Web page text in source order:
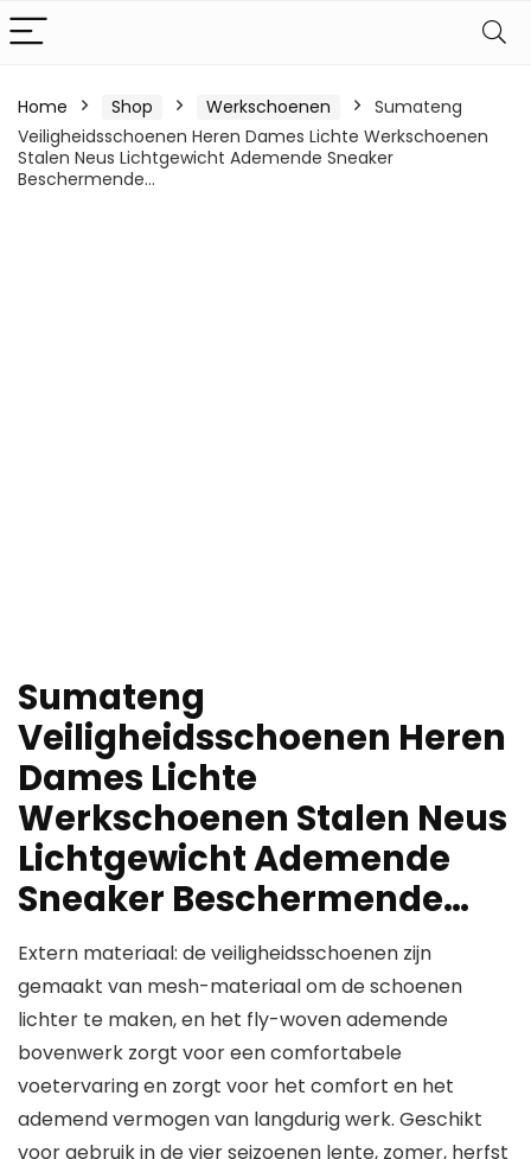
Home Shop Werkschoenen
Sumateng
Veiligheidsschoenen Heren Dames Lichte Werkschoenen
Stalen Neus Lichtgewicht Ademende Sneaker
Beschermende…
Sumateng
Veiligheidsschoenen Heren
Dames Lichte
Werkschoenen Stalen Neus
Lichtgewicht Ademende
Sneaker Beschermende…
Extern materiaal: de veiligheidsschoenen zijn
gemaakt van mesh-materiaal om de schoenen
lichter te maken, en het fly-woven ademende
bovenwerk zorgt voor een comfortabele
voetervaring en zorgt voor het comfort en het
ademend vermogen van langdurig werk. Geschikt
voor gebruik in de vier seizoenen lente, zomer, herfst